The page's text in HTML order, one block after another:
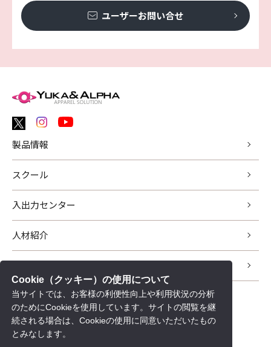
Cookie（クッキー）の使用について
当サイトでは、お客様の利便性向上や利用状況の分析
のためにCookieを使用しています。サイトの閲覧を継
続される場合は、Cookieの使用に同意いただいたもの
とみなします。
ユーザーお問い合せ
製品情報
スクール
入出力センター
人材紹介
サポート
新着情報
会社情報
採用情報